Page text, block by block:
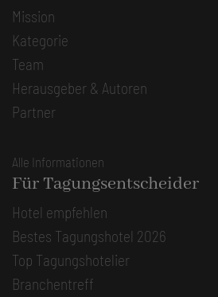
Mission
Kategorie
Team
Herausgeber & Autoren
Partner
Alle Informationen
Für Tagungsentscheider
Hotel empfehlen
Bestes Tagungshotel 2026
Top Tagungshotelier
Branchentreff